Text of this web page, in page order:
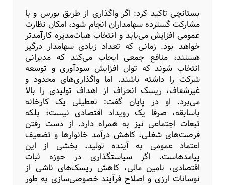
بستانچی تاکید کرد: اگر واگذاری از طریق بورس و با
مشارکت گسترده سهامداران انجام شود، امکان نظارت
عمومی افزایش می‌یابد و انتخاب هیات‌مدیره کارآمدتر
خواهد بود. زمانی که تعداد زیادی سهامدار درگیر
هستند، منافع جمعی ایجاب می‌کند که مدیرانی
انتخاب شوند که توان افزایش سودآوری و توسعه
شرکت را داشته باشند. اما واگذاری‌های محدود و
غیرشفاف، ریسک انحراف از اهداف تولیدی را بالا
می‌برد. او در پایان گفت: تعطیلی یک کارخانه
باسابقه، صرفا یک رویداد اقتصادی نیست؛ بلکه
تبعات اجتماعی نیز به همراه دارد. از دست رفتن
فرصت‌های شغلی، کاهش درآمد خانوارها و تضعیف
اعتماد عمومی به آینده تولید، بخشی از این
پیامدهاست. اگر سیاستگذاری در حوزه ثبات
اقتصادی، تامین مالی، کاهش ریسک‌های ناشی از
نوسانات ارزی و اصلاح فرآیند خصوصی‌سازی به ‌طور